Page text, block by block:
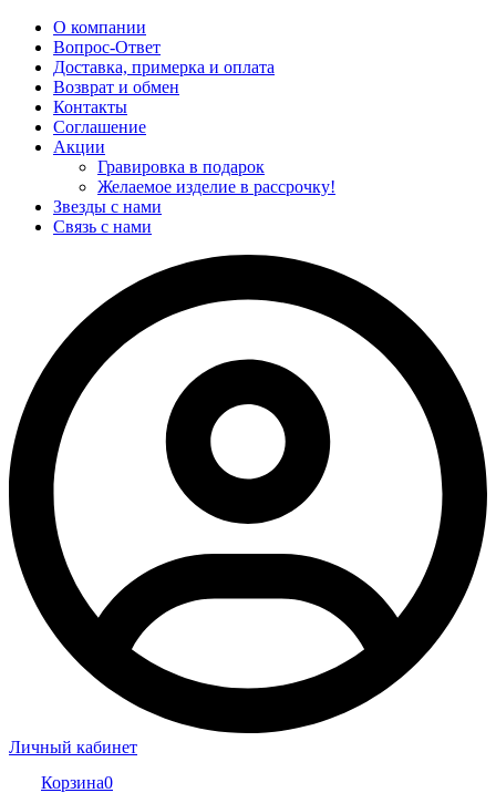
О компании
Вопрос-Ответ
Доставка, примерка и оплата
Возврат и обмен
Контакты
Соглашение
Акции
Гравировка в подарок
Желаемое изделие в рассрочку!
Звезды с нами
Связь с нами
Личный кабинет
Корзина0